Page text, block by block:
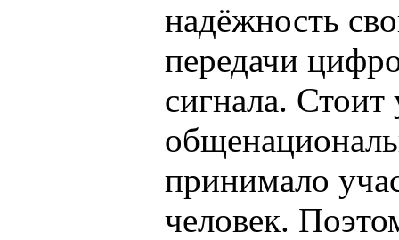
надёжность
передачи
сигнала. Стоит
принимало
человек.